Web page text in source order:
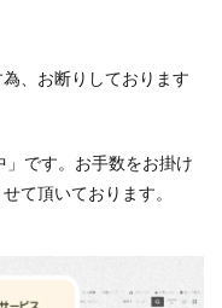
、お断りしております
です。お手数をお掛け
せて頂いております。